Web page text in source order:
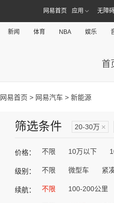
网易首页 应用 无障
新闻 体育 NBA 娱乐
首
网易首页 > 网易汽车 > 新能源
筛选条件 20-30万 ×
价格： 不限 10万以下
级别： 不限 微型车 紧
续航： 不限 100-200公里